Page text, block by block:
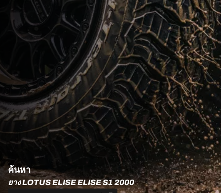
ค้นหา
ยาง LOTUS ELISE ELISE S1 2000